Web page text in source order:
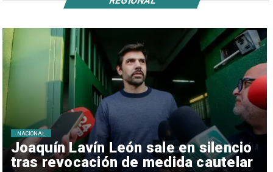
Joaquín Lavín León sale en silencio
tras revocación de medida cautelar
NACIONAL